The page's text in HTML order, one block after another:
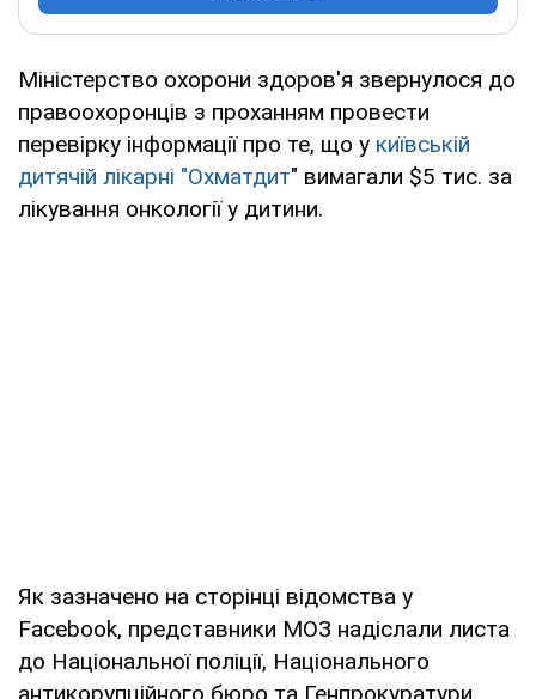
Міністерство охорони здоров'я звернулося до
правоохоронців з проханням провести
перевірку інформації про те, що у київській
дитячій лікарні "Охматдит" вимагали $5 тис. за
лікування онкології у дитини.
Як зазначено на сторінці відомства у
Facebook, представники МОЗ надіслали листа
до Національної поліції, Національного
антикорупційного бюро та Генпрокуратури.